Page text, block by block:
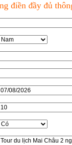
điền đầy đủ